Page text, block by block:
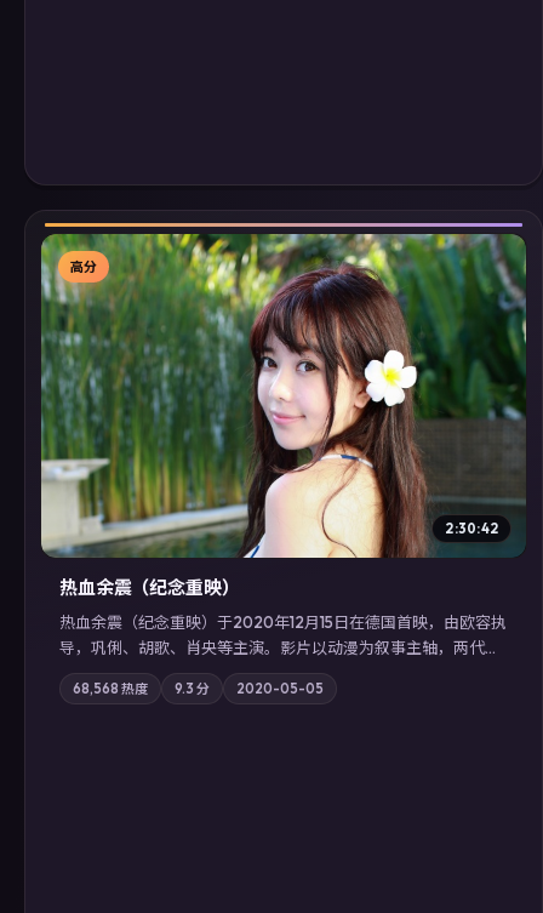
▶
高分
2:30:42
热血余震（纪念重映）
热血余震（纪念重映）于2020年12月15日在德国首映，由欧容执
导，巩俐、胡歌、肖央等主演。影片以动漫为叙事主轴，两代人
的执念在暴风雨夜正面相撞；摄影与配乐强化地域气质；站内亦
可通过「国产免费观看高清电视剧在线看」延展检索同类型高分
68,568 热度 9.3 分 2020-05-05